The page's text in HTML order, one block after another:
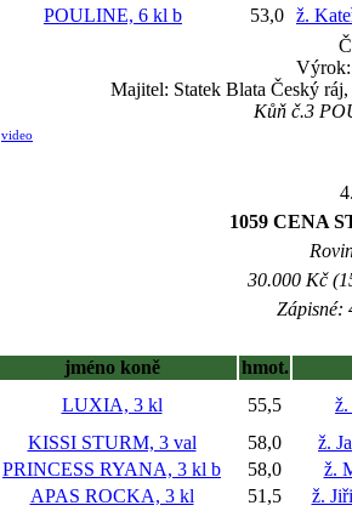
POULINE, 6 kl b 53,0 ž.
Výrok:
Majitel: Statek Blata Český
Kůň č.3
video
1059 CENA
30.000 Kč
Zápisné:
jméno koně
hmot.
LUXIA, 3 kl 55,5
ž.
KISSI STURM, 3 val 58,0
ž.
PRINCESS RYANA, 3 kl b 58,0
ž.
APAS ROCKA, 3 kl 51,5
ž.